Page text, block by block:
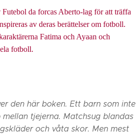
da forcas Aberto-lag för att träffa
av deras berättelser om fotboll.
Fatima och Ayaan och
fotboll.
den här boken. Ett barn som inte
tjejerna. Matchsug blandas
och våta skor. Men mest